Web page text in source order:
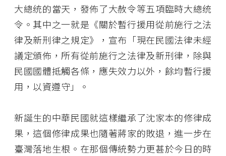
大總统的當天，發佈了大赦令等五項臨時大總统
令。其中之一就是《關於暫行援用從前施行之法
律及新刑律之規定》，宣布「現在民國法律未經
議定頒佈，所有從前施行之法律及新刑律，除與
民國國體抵觸各條，應失效力以外，餘均暫行援
用，以資遵守」。
新誕生的中華民國就這樣繼承了沈家本的修律成
果，這個修律成果也隨著蔣家的敗退，進一步在
臺灣落地生根。在那個傳統勢力更甚於今日的時